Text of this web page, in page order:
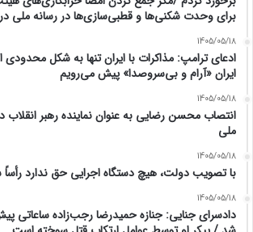
برای وحدت شکنی‌ها و قطبی‌سازی‌ها در رسانه ملی
1405/05/18
ادعای ترامپ: مذاکرات با ایران تنها به شکل محدودی
ایران «آرام و بی‌سروصدا» پیش می‌رویم
1405/05/18
انتصاب محسن رضایی به عنوان نماینده رهبر انقلاب
ملی
1405/05/18
با تصویب دولت، هیچ دستگاه اجرایی حق ندارد
1405/05/18
دادسرای جنایی: جنازه حمیدرضا رجب‌زاده ساعاتی